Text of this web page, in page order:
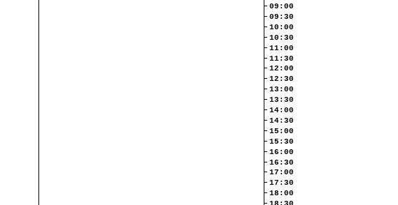
09:00
09:30
10:00
10:30
11:00
11:30
12:00
12:30
13:00
13:30
14:00
14:30
15:00
15:30
16:00
16:30
17:00
17:30
18:00